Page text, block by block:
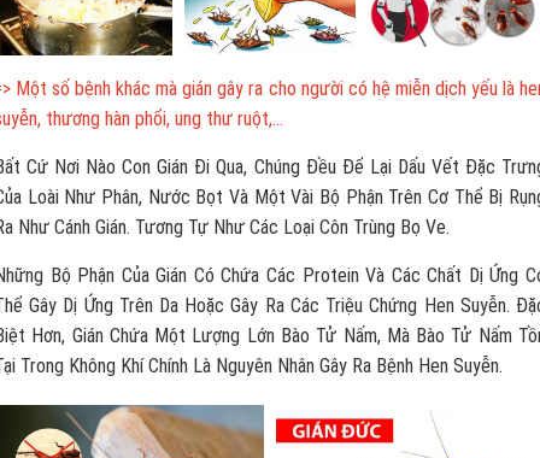
Một số bệnh khác mà gián gây ra cho người có hệ miễn dịch yếu là
thương hàn phổi, ung thư ruột,…
Cứ Nơi Nào Con Gián Đi Qua, Chúng Đều Để Lại Dấu Vết Đặc
Loài Như Phân, Nước Bọt Và Một Vài Bộ Phận Trên Cơ Thể Bị
Như Cánh Gián. Tương Tự Như Các Loại Côn Trùng Bọ Ve.
Bộ Phận Của Gián Có Chứa Các Protein Và Các Chất Dị Ứng
Gây Dị Ứng Trên Da Hoặc Gây Ra Các Triệu Chứng Hen Suyễn.
Hơn, Gián Chứa Một Lượng Lớn Bào Tử Nấm, Mà Bào Tử Nấm
Trong Không Khí Chính Là Nguyên Nhân Gây Ra Bệnh Hen Suyễn.